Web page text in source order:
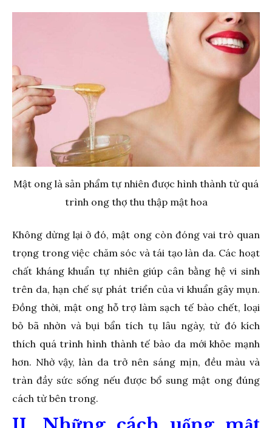
Mật ong là sản phẩm tự nhiên được hình thành từ quá
trình ong thợ thu thập mật hoa
Không dừng lại ở đó, mật ong còn đóng vai trò quan
trọng trong việc chăm sóc và tái tạo làn da. Các hoạt
chất kháng khuẩn tự nhiên giúp cân bằng hệ vi sinh
trên da, hạn chế sự phát triển của vi khuẩn gây mụn.
Đồng thời, mật ong hỗ trợ làm sạch tế bào chết, loại
bỏ bã nhờn và bụi bẩn tích tụ lâu ngày, từ đó kích
thích quá trình hình thành tế bào da mới khỏe mạnh
hơn. Nhờ vậy, làn da trở nên sáng mịn, đều màu và
tràn đầy sức sống nếu được bổ sung mật ong đúng
cách từ bên trong.